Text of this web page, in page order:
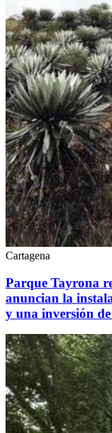
Cartagena
Parque Tayrona
anuncian la
y una inversión